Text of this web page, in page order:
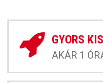
GYORS
AKÁR 1